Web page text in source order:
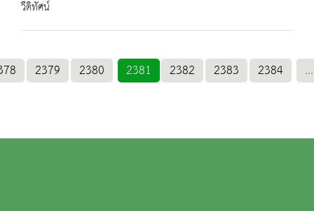
วีดิทัศน์
2379 2380 2381 2382 2383 2384 ...